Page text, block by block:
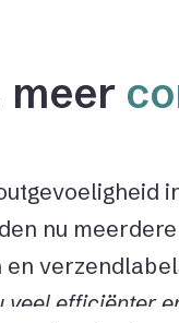
meer
nu
veel efficiënter